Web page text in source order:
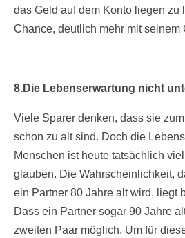
das Geld auf dem Konto liegen zu
Chance, deutlich mehr mit seinem
8.Die Lebenserwartung nicht
Viele Sparer denken, dass sie
schon zu alt sind. Doch die
Menschen ist heute tatsächlich
glauben. Die Wahrscheinlichkeit,
ein Partner 80 Jahre alt wird, liegt
Dass ein Partner sogar 90 Jahre
zweiten Paar möglich. Um für